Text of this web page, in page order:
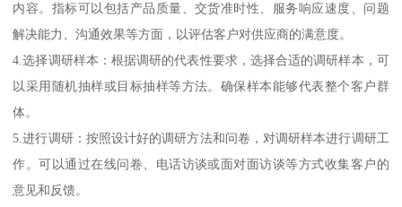
内容。指标可以包括产品质量、交货准时性、服务响应速度、问题
解决能力、沟通效果等方面，以评估客户对供应商的满意度。
4.选择调研样本：根据调研的代表性要求，选择合适的调研样本，可
以采用随机抽样或目标抽样等方法。确保样本能够代表整个客户群
体。
5.进行调研：按照设计好的调研方法和问卷，对调研样本进行调研工
作。可以通过在线问卷、电话访谈或面对面访谈等方式收集客户的
意见和反馈。